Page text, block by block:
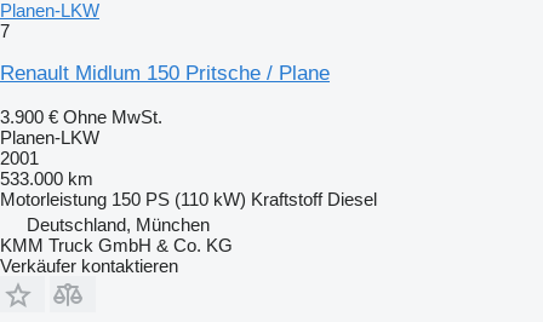
Planen-LKW
7
Renault Midlum 150 Pritsche / Plane
3.900 € Ohne MwSt.
Planen-LKW
2001
533.000 km
Motorleistung 150 PS (110 kW) Kraftstoff Diesel
Deutschland, München
KMM Truck GmbH & Co. KG
Verkäufer kontaktieren